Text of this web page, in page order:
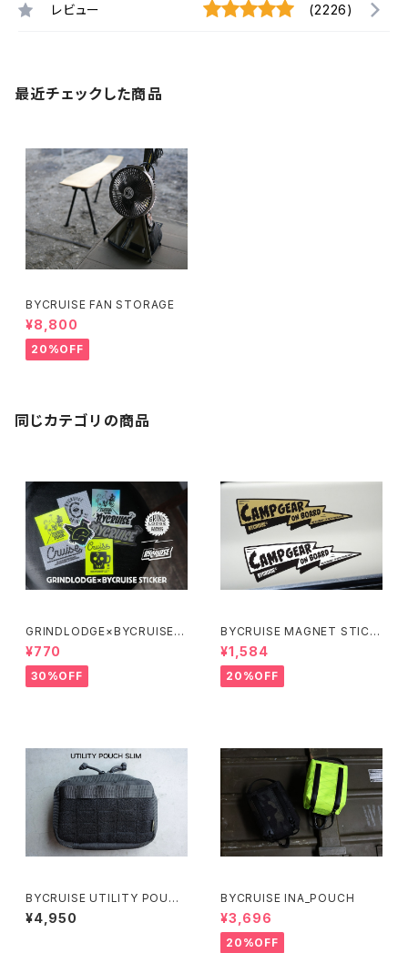
レビュー (2226)
最近チェックした商品
BYCRUISE FAN STORAGE
¥8,800
20%OFF
同じカテゴリの商品
GRINDLODGE×BYCRUISE S
TICKER
¥770
30%OFF
BYCRUISE MAGNET STICK
ER
¥1,584
20%OFF
BYCRUISE UTILITY POUCH
SLIM
¥4,950
BYCRUISE INA_POUCH
¥3,696
20%OFF